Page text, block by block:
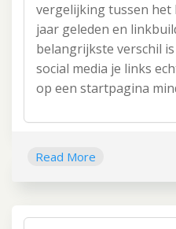
vergelijking tussen het
jaar geleden en
belangrijkste verschil
social media je links
op een startpagina
Read More